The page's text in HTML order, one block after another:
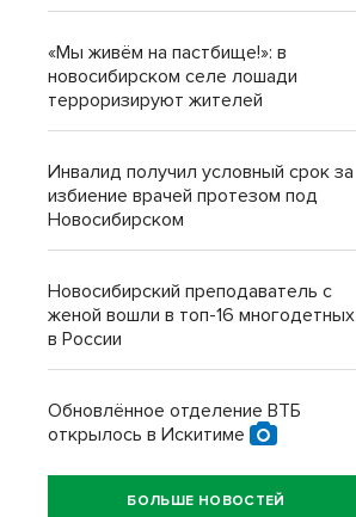
«Мы живём на пастбище!»: в
новосибирском селе лошади
терроризируют жителей
Инвалид получил условный срок за
избиение врачей протезом под
Новосибирском
Новосибирский преподаватель с
женой вошли в топ-16 многодетных
в России
Обновлённое отделение ВТБ
открылось в Искитиме
БОЛЬШЕ НОВОСТЕЙ